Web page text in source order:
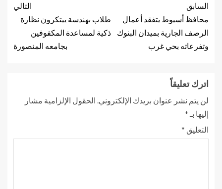
السابق
محافظ أسيوط يتفقد أعمال
الرصف الجارية بميدان البنوك
وتفرعاته بحي غرب
التالي
طلاب بهندسة ييتكرون نظارة
ذكية لمساعدة المكفوفين
بجامعه المنصورة
اترك تعليقاً
لن يتم نشر عنوان بريدك الإلكتروني. الحقول الإلزامية مشار
إليها بـ *
التعليق *